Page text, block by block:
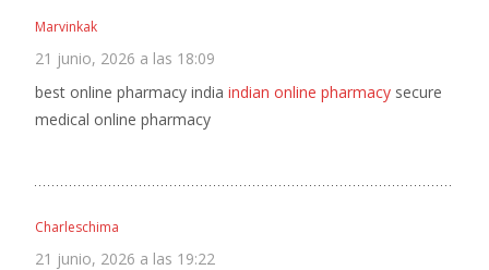
Marvinkak
21 junio, 2026 a las 18:09
best online pharmacy india indian online pharmacy secure
medical online pharmacy
Charleschima
21 junio, 2026 a las 19:22